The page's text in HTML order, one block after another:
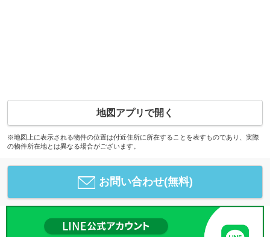
地図アプリで開く
※地図上に表示される物件の位置は付近住所に所在することを表すものであり、実際
の物件所在地とは異なる場合がございます。
お問い合わせ(無料)